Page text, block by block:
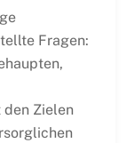
Fragen:
Zielen